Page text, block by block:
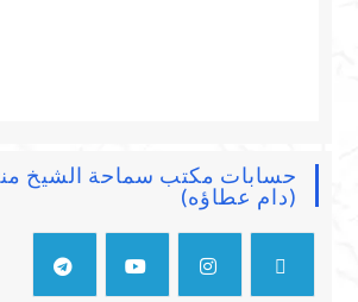
حسابات مكتب سماحة الشيخ
(دام عطاؤه)